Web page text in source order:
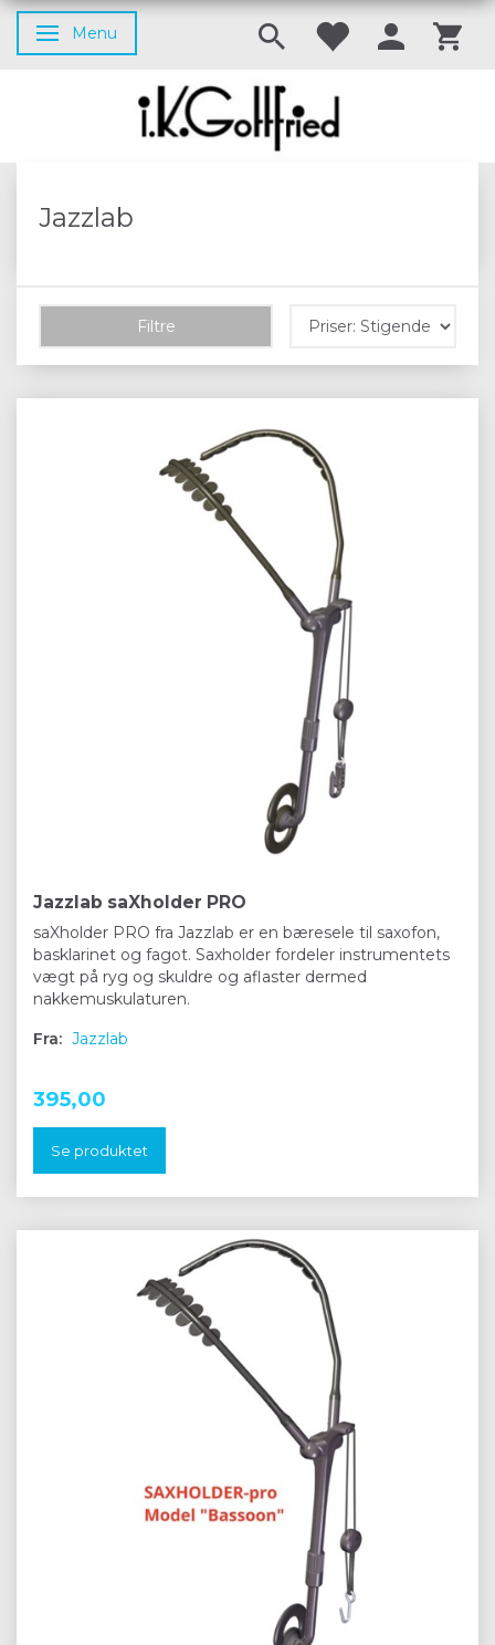
Skifte navigation
Menu
Jazzlab
Filtre
Jazzlab saXholder PRO
saXholder PRO fra Jazzlab er en bæresele til saxofon,
basklarinet og fagot. Saxholder fordeler instrumentets
vægt på ryg og skuldre og aflaster dermed
nakkemuskulaturen.
Fra: Jazzlab
395,00
Se produktet